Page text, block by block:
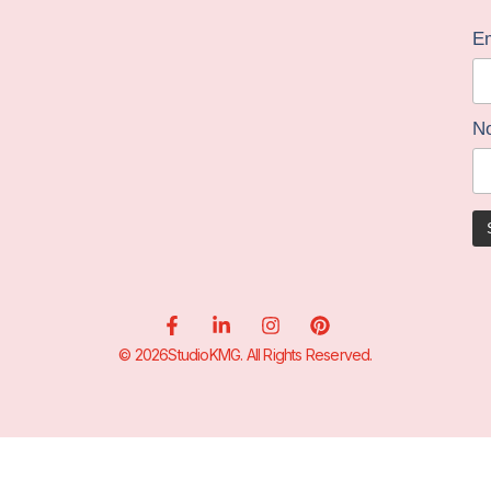
© 2026StudioKMG. All Rights Reserved.